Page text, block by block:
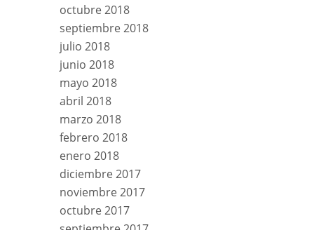
octubre 2018
septiembre 2018
julio 2018
junio 2018
mayo 2018
abril 2018
marzo 2018
febrero 2018
enero 2018
diciembre 2017
noviembre 2017
octubre 2017